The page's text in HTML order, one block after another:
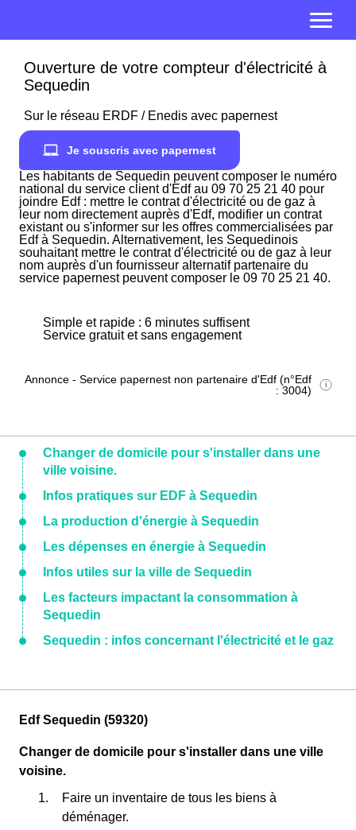
Ouverture de votre compteur d'électricité à
Sequedin
Sur le réseau ERDF / Enedis avec papernest
Je souscris avec papernest
Les habitants de Sequedin peuvent composer le numéro
national du service client d'Edf au 09 70 25 21 40 pour
joindre Edf : mettre le contrat d'électricité ou de gaz à
leur nom directement auprès d'Edf, modifier un contrat
existant ou s'informer sur les offres commercialisées par
Edf à Sequedin. Alternativement, les Sequedinois
souhaitant mettre le contrat d'électricité ou de gaz à leur
nom auprès d'un fournisseur alternatif partenaire du
service papernest peuvent composer le 09 70 25 21 40.
Simple et rapide : 6 minutes suffisent
Service gratuit et sans engagement
Annonce - Service papernest non partenaire d'Edf (n°Edf
: 3004)
Changer de domicile pour s'installer dans une
ville voisine.
Infos pratiques sur EDF à Sequedin
La production d'énergie à Sequedin
Les dépenses en énergie à Sequedin
Infos utiles sur la ville de Sequedin
Les facteurs impactant la consommation à
Sequedin
Sequedin : infos concernant l'électricité et le gaz
Edf Sequedin (59320)
Changer de domicile pour s'installer dans une ville
voisine.
Faire un inventaire de tous les biens à
déménager.